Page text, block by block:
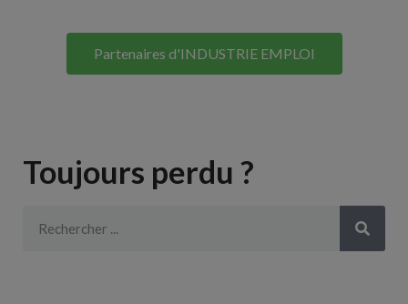
Partenaires d'INDUSTRIE EMPLOI
Toujours perdu ?